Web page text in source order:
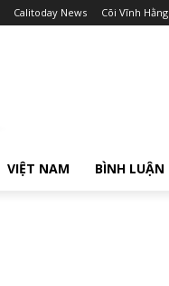
Calitoday News Cõi Vĩnh Hằng
VIỆT NAM BÌNH LUẬN